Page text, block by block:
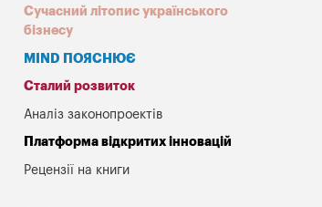
Сучасний літопис українського
бізнесу
MIND ПОЯСНЮЄ
Сталий розвиток
Аналіз законопроектів
Платформа відкритих інновацій
Рецензії на книги